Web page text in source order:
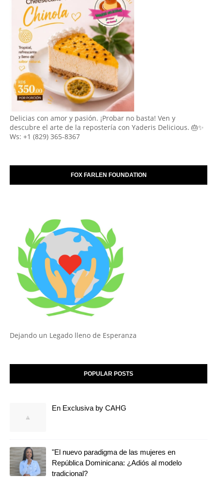
Delicias con amor y pasión. ¡Probar no basta! Ven y
descubre el arte de la repostería con Yaderis Delicious. 🎂✨
Ws: +1 (829) 365-8367
FOX FARLEN FOUNDATION
Dejando un Legado lleno de Esperanza
POPULAR POSTS
En Exclusiva by CAHG
"El nuevo paradigma de las mujeres en
República Dominicana: ¿Adiós al modelo
tradicional?